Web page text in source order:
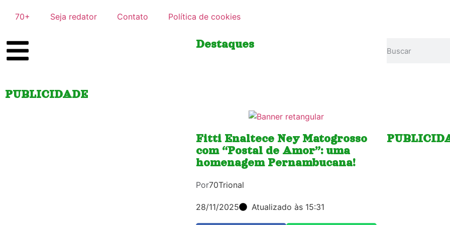
70+ Seja redator Contato Política de cookies
Destaques
PUBLICIDADE
Fitti Enaltece Ney Matogrosso
com “Postal de Amor”: uma
homenagem Pernambucana!
Por70Trional
28/11/2025 Atualizado às 15:31